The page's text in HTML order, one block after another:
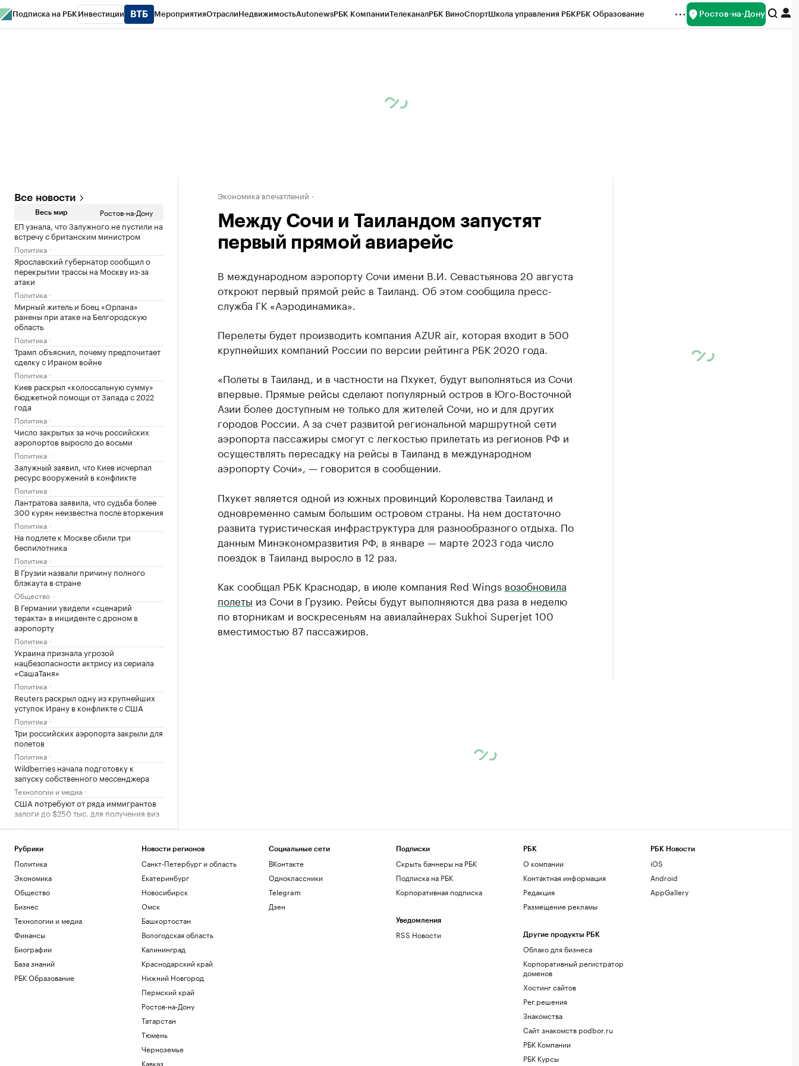
Подписка на РБК Инвестиции МероприятияОтраслиНедвижимостьAutonewsРБК КомпанииТелеканалРБК ВиноСпортШкола управления РБКРБК Образование Ростов-на-Дону
Все новости
Весь мир Ростов-на-Дону
ЕП узнала, что Залужного не пустили на
встречу с британским министром
Политика
Ярославский губернатор сообщил о
перекрытии трассы на Москву из-за
атаки
Политика
Мирный житель и боец «Орлана»
ранены при атаке на Белгородскую
область
Политика
Трамп объяснил, почему предпочитает
сделку с Ираном войне
Политика
Киев раскрыл «колоссальную сумму»
бюджетной помощи от Запада с 2022
года
Политика
Число закрытых за ночь российских
аэропортов выросло до восьми
Политика
Залужный заявил, что Киев исчерпал
ресурс вооружений в конфликте
Политика
Лантратова заявила, что судьба более
300 курян неизвестна после вторжения
Политика
На подлете к Москве сбили три
беспилотника
Политика
В Грузии назвали причину полного
блэкаута в стране
Общество
В Германии увидели «сценарий
теракта» в инциденте с дроном в
аэропорту
Политика
Украина признала угрозой
нацбезопасности актрису из сериала
«СашаТаня»
Политика
Reuters раскрыл одну из крупнейших
уступок Ирану в конфликте с США
Политика
Три российских аэропорта закрыли для
полетов
Политика
Wildberries начала подготовку к
запуску собственного мессенджера
Технологии и медиа
США потребуют от ряда иммигрантов
залоги до $250 тыс. для получения виз
Политика
бутс на ЧМ-26, назвав это совпадением
Спорт
Игрока «Зенита» госпитализировали
после удара локтем в матче Кубка
России
Спорт
Росстандарт запретил продажу
некоторых грузовиков Dongfeng и
Zoomlion
Бизнес
Затраты на строительство ТЭС для
БАМа и Сухого Лога выросли на треть
Экономика впечатлений
Между Сочи и Таиландом запустят
первый прямой авиарейс
В международном аэропорту Сочи имени В.И. Севастьянова 20 августа
откроют первый прямой рейс в Таиланд. Об этом сообщила пресс-
служба ГК «Аэродинамика».
Перелеты будет производить компания AZUR air, которая входит в 500
крупнейших компаний России по версии рейтинга РБК 2020 года.
«Полеты в Таиланд, и в частности на Пхукет, будут выполняться из Сочи
впервые. Прямые рейсы сделают популярный остров в Юго-Восточной
Азии более доступным не только для жителей Сочи, но и для других
городов России. А за счет развитой региональной маршрутной сети
аэропорта пассажиры смогут с легкостью прилетать из регионов РФ и
осуществлять пересадку на рейсы в Таиланд в международном
аэропорту Сочи», — говорится в сообщении.
Пхукет является одной из южных провинций Королевства Таиланд и
одновременно самым большим островом страны. На нем достаточно
развита туристическая инфраструктура для разнообразного отдыха. По
данным Минэкономразвития РФ, в январе — марте 2023 года число
поездок в Таиланд выросло в 12 раз.
Как сообщал РБК Краснодар, в июле компания Red Wings возобновила
полеты из Сочи в Грузию. Рейсы будут выполняются два раза в неделю
по вторникам и воскресеньям на авиалайнерах Sukhoi Superjet 100
вместимостью 87 пассажиров.
Рубрики
Политика
Экономика
Общество
Бизнес
Технологии и медиа
Финансы
Биографии
База знаний
РБК Образование
Новости регионов
Санкт-Петербург и область
Екатеринбург
Новосибирск
Омск
Башкортостан
Вологодская область
Калининград
Краснодарский край
Нижний Новгород
Пермский край
Ростов-на-Дону
Татарстан
Тюмень
Черноземье
Кавказ
Социальные сети
ВКонтакте
Одноклассники
Telegram
Дзен
Подписки
Скрыть баннеры на РБК
Подписка на РБК
Корпоративная подписка
Уведомления
RSS Новости
РБК
О компании
Контактная информация
Редакция
Размещение рекламы
Другие продукты РБК
Облако для бизнеса
Корпоративный регистратор
доменов
Хостинг сайтов
Рег.решения
Знакомства
Сайт знакомств podbor.ru
РБК Компании
РБК Курсы
РБК Новости
iOS
Android
AppGallery